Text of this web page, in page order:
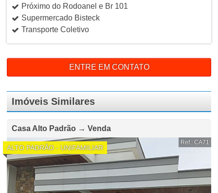
Próximo do Rodoanel e Br 101
Supermercado Bisteck
Transporte Coletivo
ENTRE EM CONTATO
Imóveis Similares
Casa Alto Padrão → Venda
ALTO PADRÃO - UNIFAMILIAR
Ref.: CA71